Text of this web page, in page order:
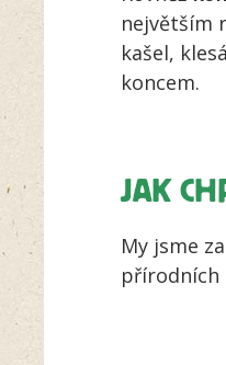
největším
kašel,
koncem.
JAK
My jsme
přírodních